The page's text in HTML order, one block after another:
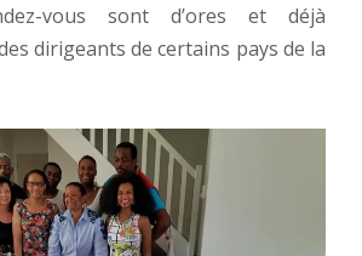
vous sont d’ores et déjà
dirigeants de certains pays de la